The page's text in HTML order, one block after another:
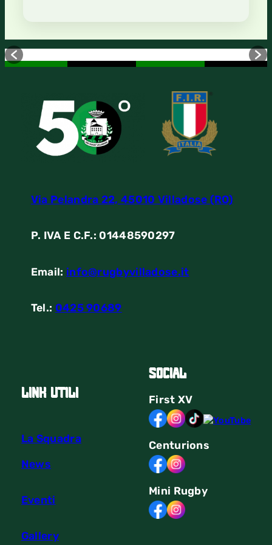
Via Pelandra 22, 45010 Villadose (RO)
P. IVA E C.F.: 01448590297
Email: info@rugbyvilladose.it
Tel.: 0425 90689
link utili
La Squadra
News
Eventi
Gallery
Social
First XV
Centurions
Mini Rugby